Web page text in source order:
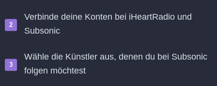
Verbinde deine Konten bei iHeartRadio und
Subsonic
Wähle die Künstler aus, denen du bei Subsonic
folgen möchtest